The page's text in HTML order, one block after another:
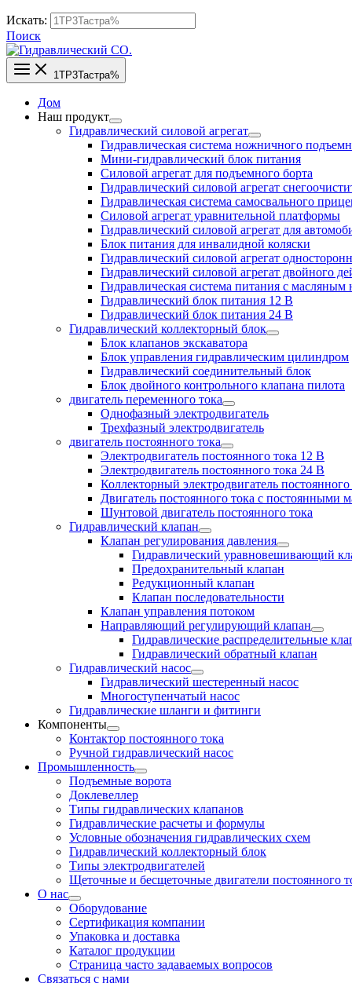
Искать:
Поиск
1TP3Тастра%
Дом
Наш продукт
Гидравлический силовой агрегат
Гидравлическая система ножничного
Мини-гидравлический блок питания
Силовой агрегат для подъемного борта
Гидравлический силовой агрегат
Гидравлическая система самосвального
Силовой агрегат уравнительной платформы
Гидравлический силовой агрегат для
Блок питания для инвалидной коляски
Гидравлический силовой агрегат
Гидравлический силовой агрегат двойного
Гидравлическая система питания с
Гидравлический блок питания 12 В
Гидравлический блок питания 24 В
Гидравлический коллекторный блок
Блок клапанов экскаватора
Блок управления гидравлическим цилиндром
Гидравлический соединительный блок
Блок двойного контрольного клапана пилота
двигатель переменного тока
Однофазный электродвигатель
Трехфазный электродвигатель
двигатель постоянного тока
Электродвигатель постоянного тока 12 В
Электродвигатель постоянного тока 24 В
Коллекторный электродвигатель постоянного
Двигатель постоянного тока с постоянными
Шунтовой двигатель постоянного тока
Гидравлический клапан
Клапан регулирования давления
Гидравлический уравновешивающий
Предохранительный клапан
Редукционный клапан
Клапан последовательности
Клапан управления потоком
Направляющий регулирующий клапан
Гидравлические распределительные
Гидравлический обратный клапан
Гидравлический насос
Гидравлический шестеренный насос
Многоступенчатый насос
Гидравлические шланги и фитинги
Компоненты
Контактор постоянного тока
Ручной гидравлический насос
Промышленность
Подъемные ворота
Доклевеллер
Типы гидравлических клапанов
Гидравлические расчеты и формулы
Условные обозначения гидравлических схем
Гидравлический коллекторный блок
Типы электродвигателей
Щеточные и бесщеточные двигатели постоянного
О нас
Оборудование
Сертификация компании
Упаковка и доставка
Каталог продукции
Страница часто задаваемых вопросов
Связаться с нами